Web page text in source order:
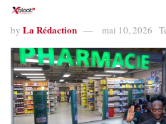
by La Rédaction mai 10, 2026